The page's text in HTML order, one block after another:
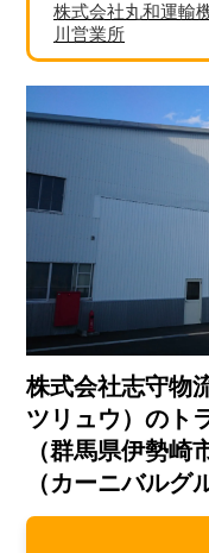
株式会社丸和運輸
川営業所
株式会社志守物
ツリュウ）のト
（群馬県伊勢
（カーニバルグ